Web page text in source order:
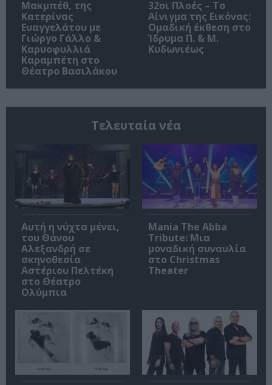
Μακμπέθ, της
Κατερίνας
Ευαγγελάτου με
Γιώργο Γάλλο &
Καρυοφυλλιά
Καραμπέτη στο
Θέατρο Βασιλάκου
32οι Πλοές – Το
Αίνιγμα της Εικόνας:
Ομαδική έκθεση στο
Ίδρυμα Π. & Μ.
Κυδωνιέως
Τελευταία νέα
Αυτή η νύχτα μένει,
του Θάνου
Αλεξανδρή σε
σκηνοθεσία
Αστέριου Πελτέκη
στο Θέατρο
Ολύμπια
Mania The Abba
Tribute: Μια
μοναδική συναυλία
στο Christmas
Theater